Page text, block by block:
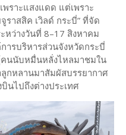
พราะแสงแดด แต่เพราะ
าสสิค เวิลด์ กระบี่” ที่จัด
ว่างวันที่ 8–17 สิงหาคม
ารบริหารส่วนจังหวัดกระบี่
นนับหมื่นหลั่งไหลมาชมใน
กหลานมาสัมผัสบรรยากาศ
นไปถึงต่างประเทศ